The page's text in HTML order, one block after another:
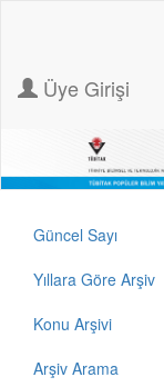
Üye Girişi
Güncel Sayı
Yıllara Göre Arşiv
Konu Arşivi
Arşiv Arama